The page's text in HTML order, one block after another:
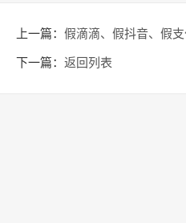
上一篇： 假滴滴、假抖音、假
陷阱！
下一篇： 返回列表